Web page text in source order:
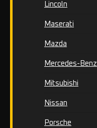
Lincoln
Maserati
Mazda
Mercedes-Benz
Mitsubishi
Nissan
Porsche